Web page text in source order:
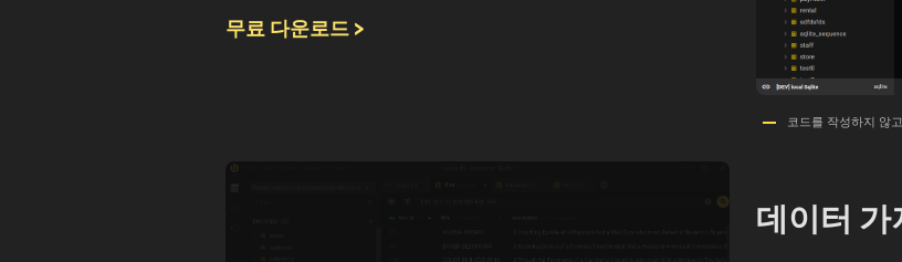
무료 다운로드 >
코드를 작성하지 않
데이터 가